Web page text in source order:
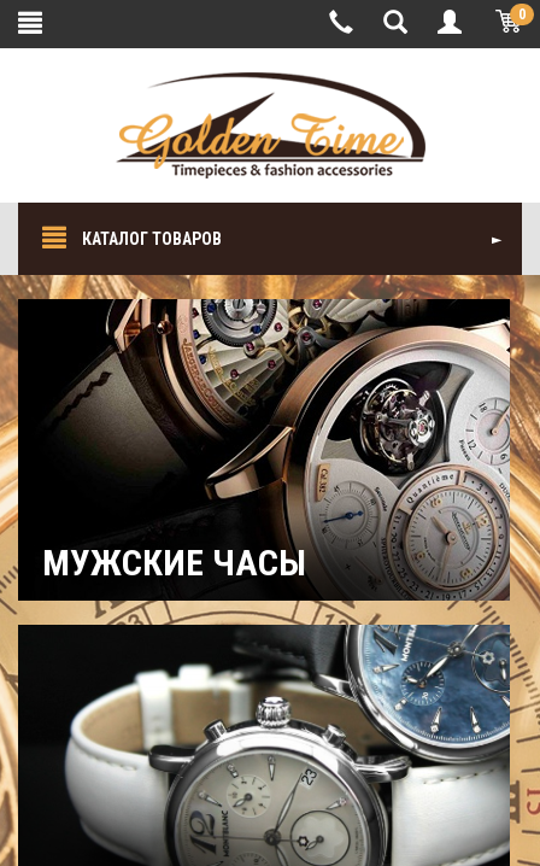
0
КАТАЛОГ ТОВАРОВ
МУЖСКИЕ ЧАСЫ
Рыбацкие
Охотничьи
Механические
Кварцевые
Хронографы
Электронные
Спортивные
Карманные
Дайверские Скелетоны